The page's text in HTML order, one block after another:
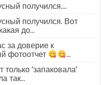
получился....
получился. Вот
до...
за доверие к
фотоотчет
...
‘запаковала’
так...